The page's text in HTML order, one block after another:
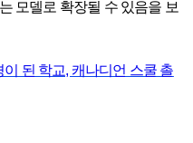
모델로 확장될 수 있음을 보
된 학교, 캐나디언 스쿨 촐